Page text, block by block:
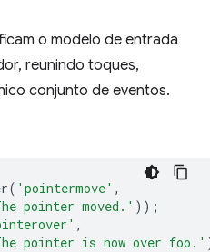
o modelo de entrada
reunindo toques,
conjunto de eventos.
( 'pointermove' ,
pointer moved.' ));
,
pointer is now over foo.'